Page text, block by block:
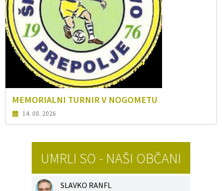
MEMORIALNI TURNIR V NOGOMETU
14. 08. 2026
UMRLI SO - NAŠI OBČANI
SLAVKO RANFL